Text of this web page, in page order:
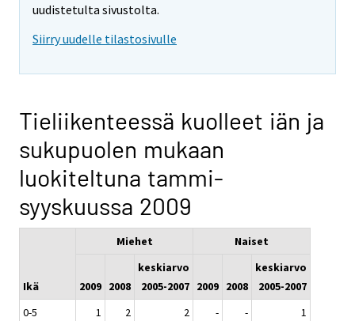
uudistetulta sivustolta.
Siirry uudelle tilastosivulle
Tieliikenteessä kuolleet iän ja
sukupuolen mukaan
luokiteltuna tammi-
syyskuussa 2009
Ikä
Miehet Naiset
2009 2008
keskiarvo
2005-2007 2009 2008
keskiarvo
2005-2007
0-5
1 2 2 - -
1